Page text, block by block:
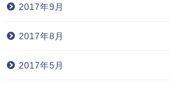
2017年9月
2017年8月
2017年5月